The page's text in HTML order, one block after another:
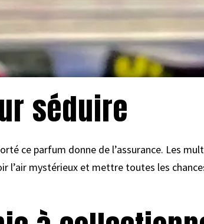
séduire
ce parfum donne de l’assurance. Les
l’air mystérieux et mettre toutes les